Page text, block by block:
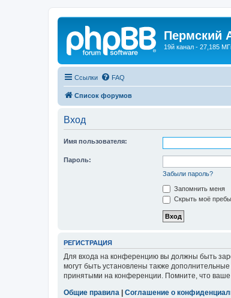
Пермский
19й канал - 27,185
Ссылки FAQ
Список форумов
Вход
Имя пользователя:
Пароль:
Забыли пароль?
Запомнить меня
Скрыть моё
РЕГИСТРАЦИЯ
Для входа на конференцию вы должны быть
могут быть установлены также
принятыми на конференции. Помните, что ваше
Общие правила
Соглашение о